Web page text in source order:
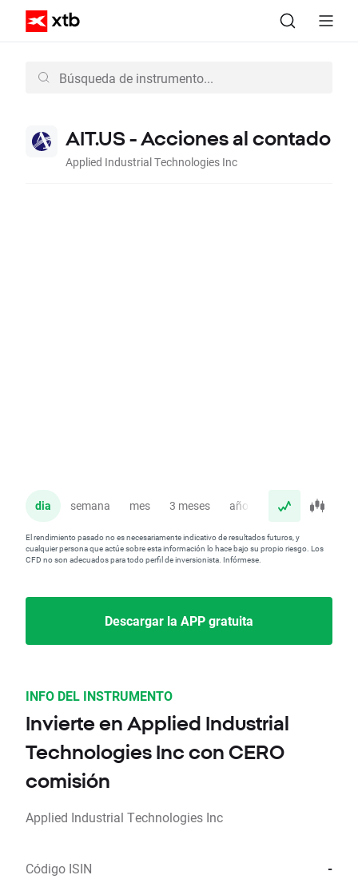
AIT.US - Acciones al contado
Applied Industrial Technologies Inc
dia semana mes 3 meses año
El rendimiento pasado no es necesariamente indicativo de resultados futuros, y
cualquier persona que actúe sobre esta información lo hace bajo su propio riesgo. Los
CFD no son adecuados para todo perfil de inversionista. Infórmese.
Descargar la APP gratuita
INFO DEL INSTRUMENTO
Invierte en Applied Industrial
Technologies Inc con CERO
comisión
Applied Industrial Technologies Inc
Código ISIN -